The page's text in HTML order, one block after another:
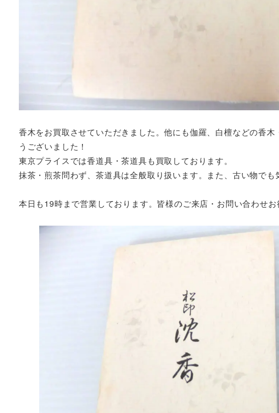
香木をお買取させていただきました。他にも伽羅、白檀などの香
うございました！
東京プライスでは香道具・茶道具も買取しております。
抹茶・煎茶問わず、茶道具は全般取り扱います。また、古い物でも
本日も19時まで営業しております。皆様のご来店・お問い合わせお